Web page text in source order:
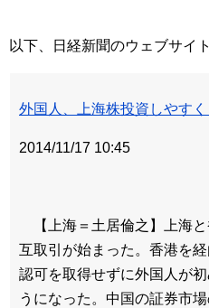
以下、日経新聞のウェブサイ
外国人、上海株投資しやす
2014/11/17 10:45
【上海＝土居倫之】上海
互取引が始まった。香港を
認可を取得せずに外国人が
うになった。中国の証券市